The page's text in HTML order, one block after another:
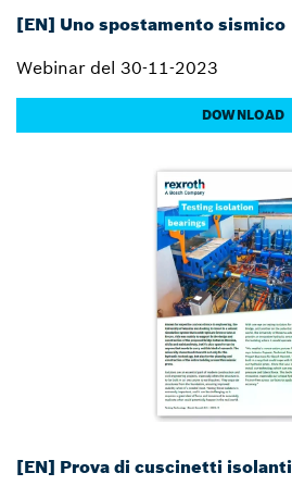
[EN] Uno spostamento sismico
Webinar del 30-11-2023
DOWNLOAD
[EN] Prova di cuscinetti isolanti